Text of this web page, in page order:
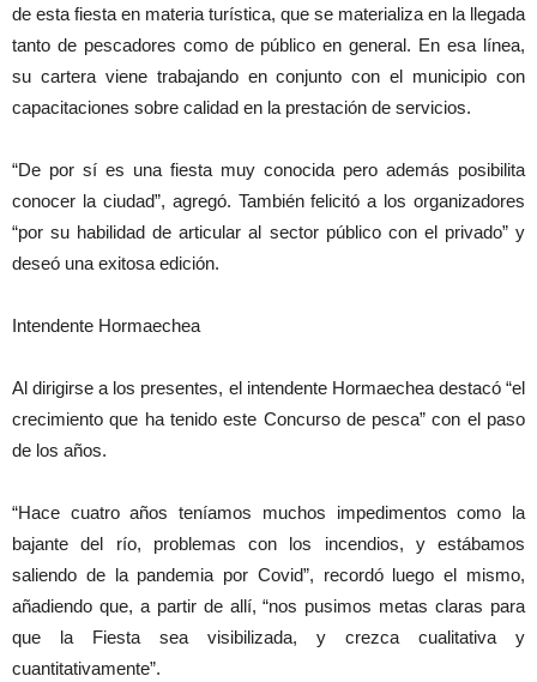
de esta fiesta en materia turística, que se materializa en la llegada
tanto de pescadores como de público en general. En esa línea,
su cartera viene trabajando en conjunto con el municipio con
capacitaciones sobre calidad en la prestación de servicios.
“De por sí es una fiesta muy conocida pero además posibilita
conocer la ciudad”, agregó. También felicitó a los organizadores
“por su habilidad de articular al sector público con el privado” y
deseó una exitosa edición.
Intendente Hormaechea
Al dirigirse a los presentes, el intendente Hormaechea destacó “el
crecimiento que ha tenido este Concurso de pesca” con el paso
de los años.
“Hace cuatro años teníamos muchos impedimentos como la
bajante del río, problemas con los incendios, y estábamos
saliendo de la pandemia por Covid”, recordó luego el mismo,
añadiendo que, a partir de allí, “nos pusimos metas claras para
que la Fiesta sea visibilizada, y crezca cualitativa y
cuantitativamente”.